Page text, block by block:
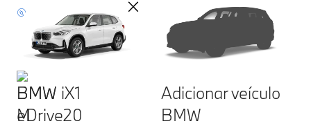
BMW iX1
eDrive20
Adicionar veículo
BMW